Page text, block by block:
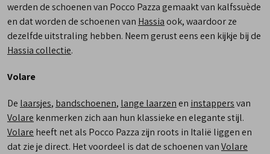
werden de schoenen van Pocco Pazza gemaakt van kalfssuède
en dat worden de schoenen van Hassia ook, waardoor ze
dezelfde uitstraling hebben. Neem gerust eens een kijkje bij de
Hassia collectie.
Volare
De laarsjes, bandschoenen, lange laarzen en instappersvan
Volare kenmerken zich aan hun klassieke en elegante stijl.
Volare heeft net als Pocco Pazza zijn roots in Italië liggen en
dat zie je direct. Het voordeel is dat de schoenen vanVolare